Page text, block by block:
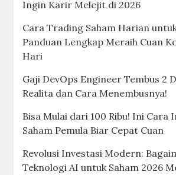
Ingin Karir Melejit di 2026
Cara Trading Saham Harian
Panduan Lengkap Meraih Cuan
Hari
Gaji DevOps Engineer Tembus 2
Realita dan Cara Menembusnya!
Bisa Mulai dari 100 Ribu! Ini Cara
Saham Pemula Biar Cepat Cuan
Revolusi Investasi Modern:
Teknologi AI untuk Saham 2026